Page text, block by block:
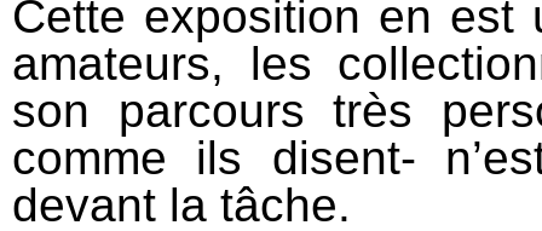
Cette exposition en est
amateurs, les
son parcours très
comme ils disent-
devant la tâche.